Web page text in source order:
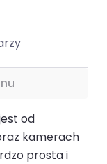
od
kamerach
prosta i